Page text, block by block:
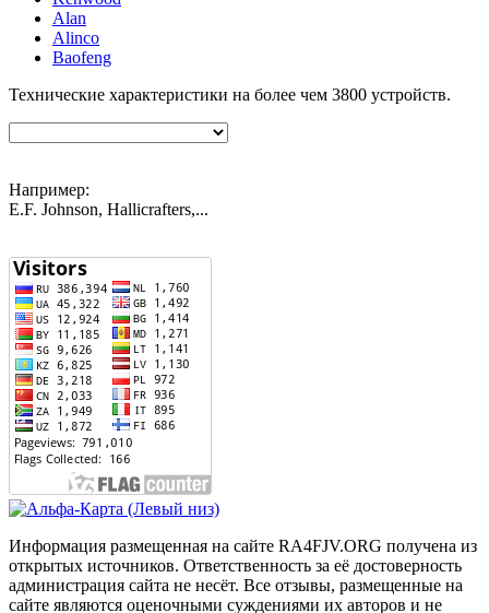
Alan
Alinco
Baofeng
Технические характеристики на более чем 3800 устройств.
Например:
E.F. Johnson, Hallicrafters,...
Информация размещенная на сайте RA4FJV.ORG получена из
открытых источников. Ответственность за её достоверность
администрация сайта не несёт. Все отзывы, размещенные на
сайте являются оценочными суждениями их авторов и не